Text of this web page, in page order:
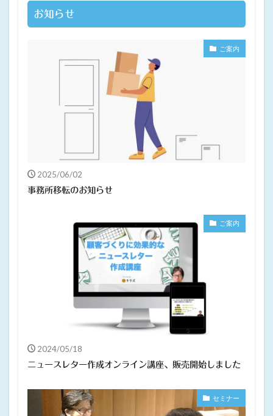
お知らせ
ご案内
2025/06/02
事務所移転のお知らせ
ご案内
2024/05/18
ニュースレター作成オンライン講座、販売開始しました
セミナー